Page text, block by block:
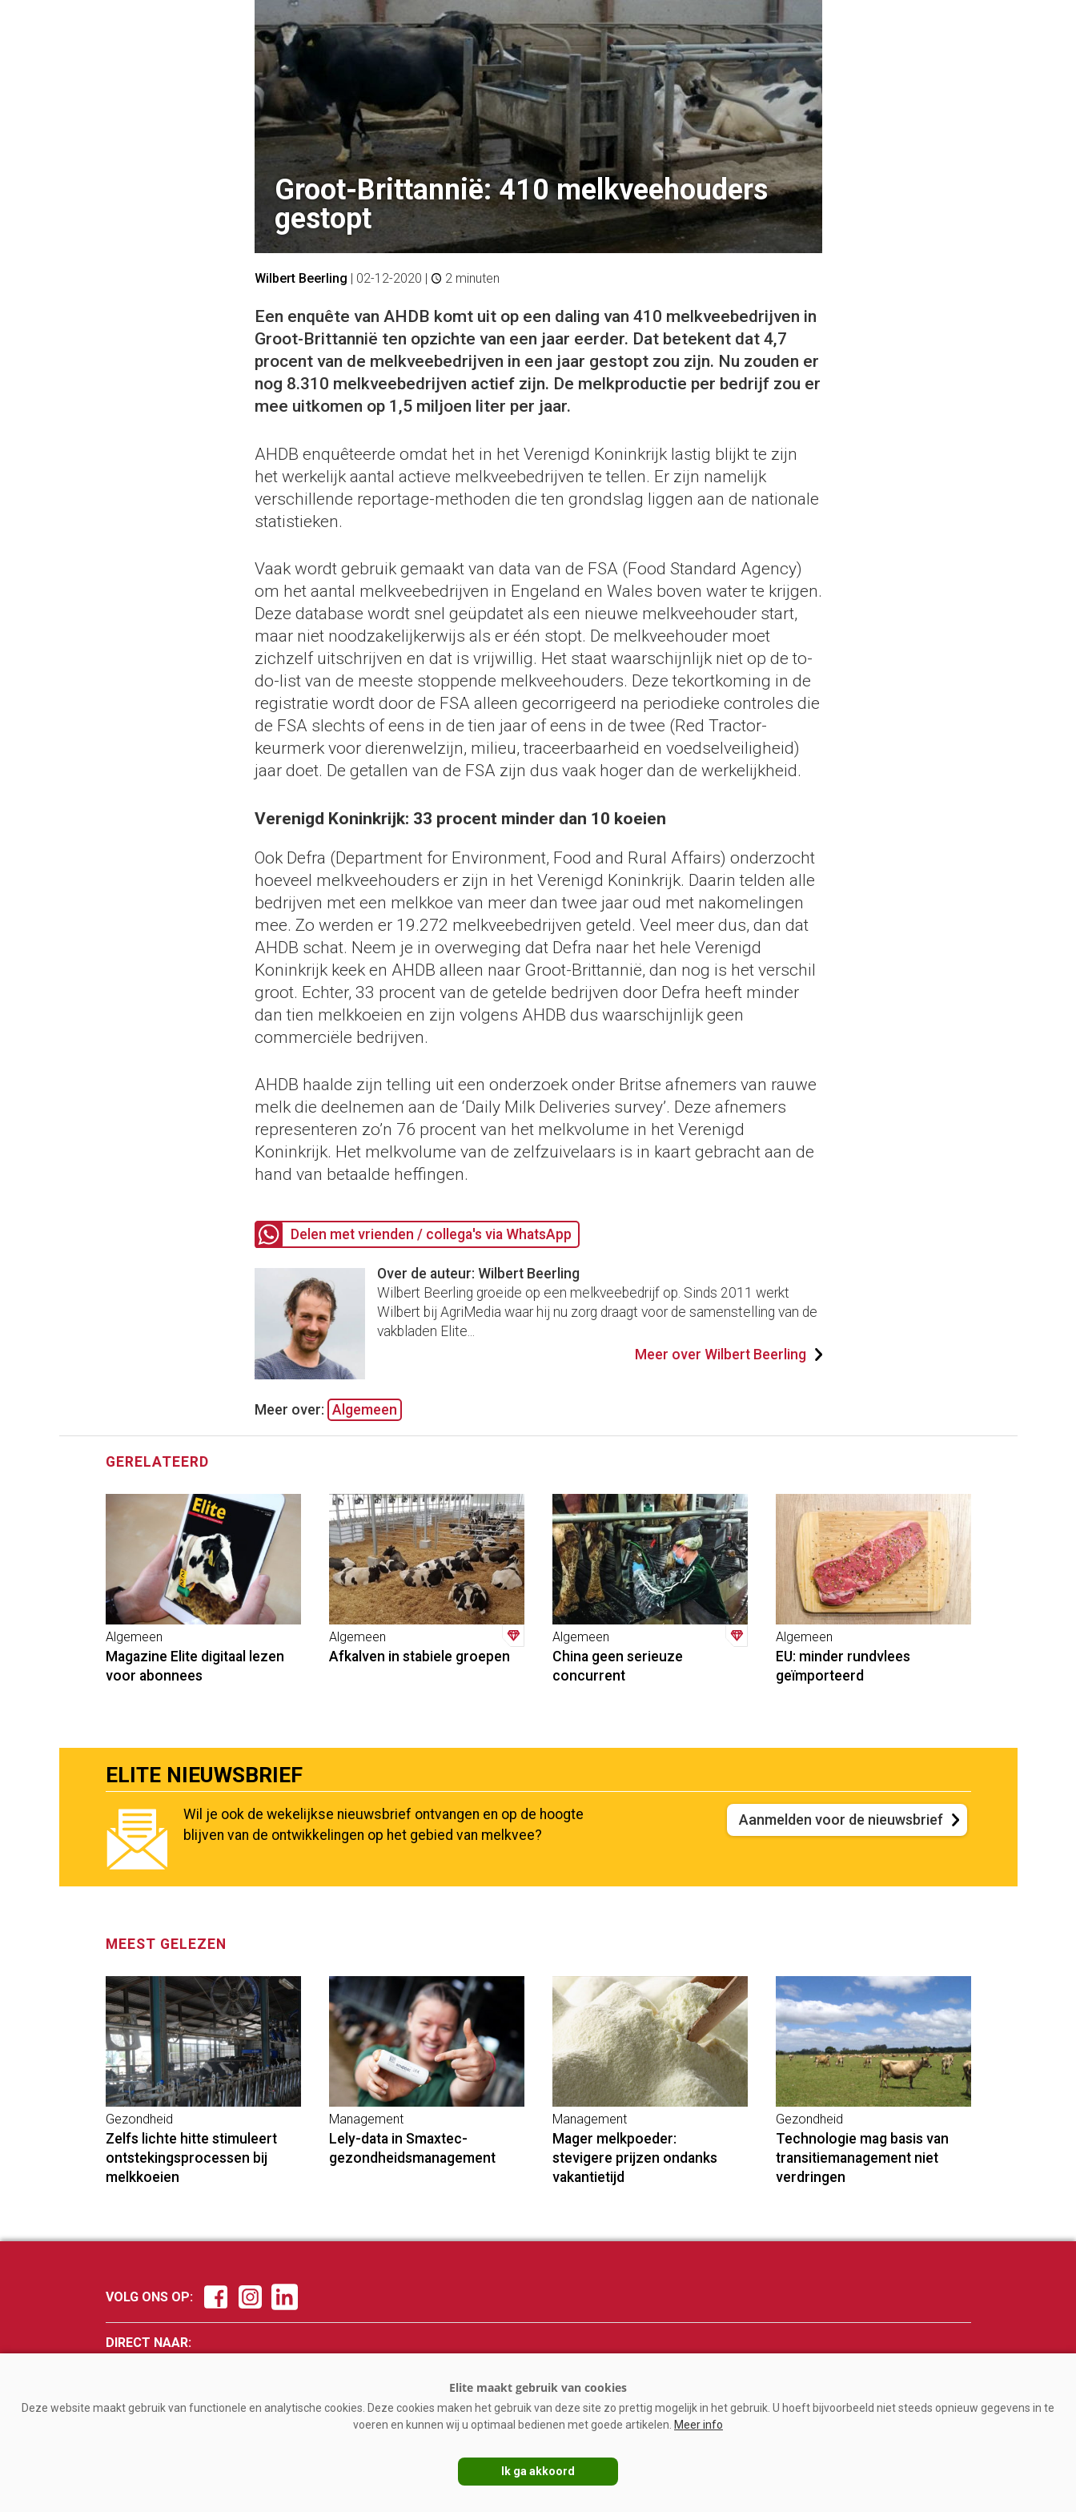
Groot-Brittannië: 410 melkveehouders
gestopt
Wilbert Beerling | 02-12-2020 | 2 minuten
Een enquête van AHDB komt uit op een daling van 410 melkveebedrijven in
Groot-Brittannië ten opzichte van een jaar eerder. Dat betekent dat 4,7
procent van de melkveebedrijven in een jaar gestopt zou zijn. Nu zouden er
nog 8.310 melkveebedrijven actief zijn. De melkproductie per bedrijf zou er
mee uitkomen op 1,5 miljoen liter per jaar.
AHDB enquêteerde omdat het in het Verenigd Koninkrijk lastig blijkt te zijn
het werkelijk aantal actieve melkveebedrijven te tellen. Er zijn namelijk
verschillende reportage-methoden die ten grondslag liggen aan de nationale
statistieken.
Vaak wordt gebruik gemaakt van data van de FSA (Food Standard Agency)
om het aantal melkveebedrijven in Engeland en Wales boven water te krijgen.
Deze database wordt snel geüpdatet als een nieuwe melkveehouder start,
maar niet noodzakelijkerwijs als er één stopt. De melkveehouder moet
zichzelf uitschrijven en dat is vrijwillig. Het staat waarschijnlijk niet op de to-
do-list van de meeste stoppende melkveehouders. Deze tekortkoming in de
registratie wordt door de FSA alleen gecorrigeerd na periodieke controles die
de FSA slechts of eens in de tien jaar of eens in de twee (Red Tractor-
keurmerk voor dierenwelzijn, milieu, traceerbaarheid en voedselveiligheid)
jaar doet. De getallen van de FSA zijn dus vaak hoger dan de werkelijkheid.
Verenigd Koninkrijk: 33 procent minder dan 10 koeien
Ook Defra (Department for Environment, Food and Rural Affairs) onderzocht
hoeveel melkveehouders er zijn in het Verenigd Koninkrijk. Daarin telden alle
bedrijven met een melkkoe van meer dan twee jaar oud met nakomelingen
mee. Zo werden er 19.272 melkveebedrijven geteld. Veel meer dus, dan dat
AHDB schat. Neem je in overweging dat Defra naar het hele Verenigd
Koninkrijk keek en AHDB alleen naar Groot-Brittannië, dan nog is het verschil
groot. Echter, 33 procent van de getelde bedrijven door Defra heeft minder
dan tien melkkoeien en zijn volgens AHDB dus waarschijnlijk geen
commerciële bedrijven.
AHDB haalde zijn telling uit een onderzoek onder Britse afnemers van rauwe
melk die deelnemen aan de ‘Daily Milk Deliveries survey’. Deze afnemers
representeren zo’n 76 procent van het melkvolume in het Verenigd
Koninkrijk. Het melkvolume van de zelfzuivelaars is in kaart gebracht aan de
hand van betaalde heffingen.
Delen met vrienden / collega's via WhatsApp
Over de auteur: Wilbert Beerling
Wilbert Beerling groeide op een melkveebedrijf op. Sinds 2011 werkt
Wilbert bij AgriMedia waar hij nu zorg draagt voor de samenstelling van de
vakbladen Elite...
Meer over Wilbert Beerling
Meer over: Algemeen
GERELATEERD
Algemeen
Magazine Elite digitaal lezen
voor abonnees
Algemeen
Afkalven in stabiele groepen
Algemeen
China geen serieuze
concurrent
Algemeen
EU: minder rundvlees
geïmporteerd
ELITE NIEUWSBRIEF
Wil je ook de wekelijkse nieuwsbrief ontvangen en op de hoogte
blijven van de ontwikkelingen op het gebied van melkvee?
Aanmelden voor de nieuwsbrief
MEEST GELEZEN
Gezondheid
Zelfs lichte hitte stimuleert
ontstekingsprocessen bij
melkkoeien
Management
Lely-data in Smaxtec-
gezondheidsmanagement
Management
Mager melkpoeder:
stevigere prijzen ondanks
vakantietijd
Gezondheid
Technologie mag basis van
transitiemanagement niet
verdringen
VOLG ONS OP:
DIRECT NAAR:
Gezondheid
Melken
Kennispartners
Deze website maakt gebruik van functionele en analytische cookies. Deze cookies maken het gebruik van deze site zo prettig mogelijk in het gebruik. U hoeft bijvoorbeeld niet steeds opnieuw gegevens in te
voeren en kunnen wij u optimaal bedienen met goede artikelen. Meer info
Ik ga akkoord